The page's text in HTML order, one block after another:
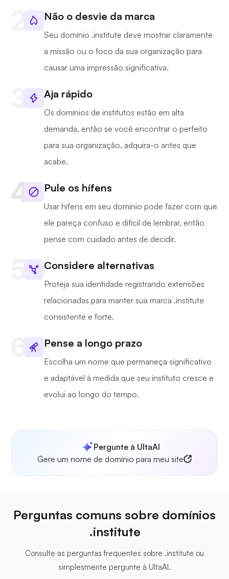
Não o desvie da marca
Seu domínio .institute deve mostrar claramente
a missão ou o foco da sua organização para
causar uma impressão significativa.
Aja rápido
Os domínios de institutos estão em alta
demanda, então se você encontrar o perfeito
para sua organização, adquira-o antes que
acabe.
Pule os hífens
Usar hífens em seu domínio pode fazer com que
ele pareça confuso e difícil de lembrar, então
pense com cuidado antes de decidir.
Considere alternativas
Proteja sua identidade registrando extensões
relacionadas para manter sua marca .institute
consistente e forte.
Pense a longo prazo
Escolha um nome que permaneça significativo
e adaptável à medida que seu instituto cresce e
evolui ao longo do tempo.
Pergunte à UltaAI
Gere um nome de domínio para meu site
Perguntas comuns sobre domínios
.institute
Consulte as perguntas frequentes sobre .institute ou
simplesmente pergunte à UltaAI.